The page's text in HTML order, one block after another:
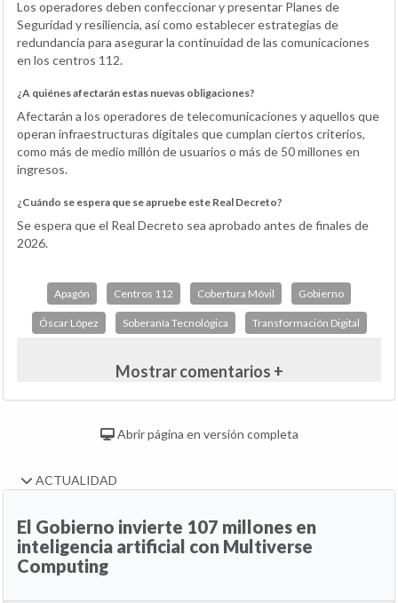
Los operadores deben confeccionar y presentar Planes de
Seguridad y resiliencia, así como establecer estrategias de
redundancia para asegurar la continuidad de las comunicaciones
en los centros 112.
¿A quiénes afectarán estas nuevas obligaciones?
Afectarán a los operadores de telecomunicaciones y aquellos que
operan infraestructuras digitales que cumplan ciertos criterios,
como más de medio millón de usuarios o más de 50 millones en
ingresos.
¿Cuándo se espera que se apruebe este Real Decreto?
Se espera que el Real Decreto sea aprobado antes de finales de
2026.
Apagón Centros 112 Cobertura Móvil Gobierno
Óscar López Soberanía Tecnológica Transformación Digital
Mostrar comentarios +
Abrir página en versión completa
ACTUALIDAD
El Gobierno invierte 107 millones en
inteligencia artificial con Multiverse
Computing